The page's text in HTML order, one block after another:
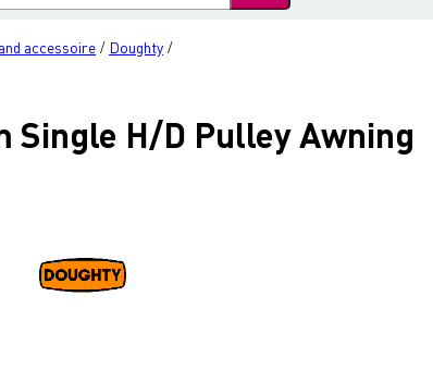
accessoire / Doughty /
Single H/D Pulley Awning